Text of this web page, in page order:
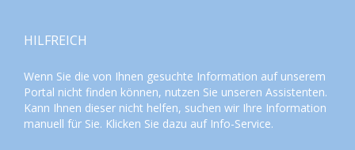
HILFREICH
Wenn Sie die von Ihnen gesuchte Information auf unserem
Portal nicht finden können, nutzen Sie unseren Assistenten.
Kann Ihnen dieser nicht helfen, suchen wir Ihre Information
manuell für Sie. Klicken Sie dazu auf Info-Service.